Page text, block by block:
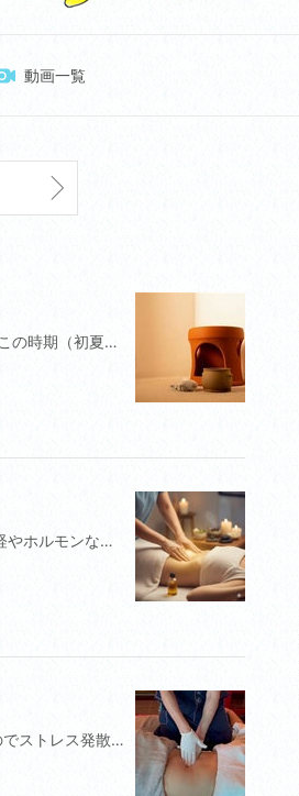
動画一覧
よもぎ蒸しは冬のイメージが強いかもしれませんが、実は5月〜6月のこの時期（初夏から梅雨入りにかけて）こそ、体調管理に絶大な効果を発揮するベストシーズンです。現在の季節特有の身体の悩みに、よもぎ蒸しがどのようにアプローチしてくれるのか、具体的な効能をまとめました。1. 冷房による「内臓冷え」の予防とリセット5月を過ぎると、オフィスや電車、商業施設などで一斉に冷房が入り始めます。外は暑いのに室内は冷えているため、特に女性は足元やお腹が急激に冷やされがちです。 よもぎ蒸しは、マントをかぶって下半身の粘膜から直接蒸気を吸収させるため、冷房でキュッと縮こまった内臓や子宮をダイレクトに深部から温めることができます。2. 梅雨時期の「重だるさ・むくみ」の解消これからの梅雨の時期は、湿度が高くなることで体内の水分代謝が滞りやすくなります。「身体が重だるい」「足がパンパンにむくむ」「頭が重い」といった不調（漢方でいう「水毒」の状態）が起きやすい時期です。 よもぎ蒸しで身体の芯からしっかり発汗することで、体内に溜まった余分な水分や老廃物の排出を促し、身体をスッキリと軽くしてくれます。3. 夏バテを防ぐ「汗腺のトレーニング（暑熱順化）」秋から冬にかけて閉じている汗腺は、急に暑くなってもすぐにはうまく働きません。そのまま真夏を迎えると、上手く汗をかけずに熱中症や夏バテを起こしやすくなります。 今の時期によもぎ蒸しを取り入れることで、「サラサラとした質の良い汗」をかく練習（暑熱順化：しょねつじゅんか）ができ、夏に負けない健やかな身体のベースを作ることができます。4. 寒暖差や環境変化による「自律神経の乱れ」を整える春から初夏にかけては、日ごとの寒暖差や気圧の変動、新しい環境の疲れなどが重なり、自律神経が最も乱れやすいタイミングです。 よもぎに含まれる成分「シネオール」などの豊かな香りには、昂った交感神経を鎮め、脳をリラックスさせる効果があります。リラックスすることで呼吸が深くなり、睡眠の質の向上や、イライラ・気分の落ち込みの解消にもつながります。 💡 今の時期におすすめの入り方 夏に向かうこの時期は、冷たい飲み物でお腹が冷えていることも多いです。よもぎ蒸しでしっかりお腹まわりを温めた後は、冷たい水ではなく、常温のお水や温かいハーブティーで水分補給をすると、さらにデトックス効果が高まります。
「脳腸相関（のうちょうそうかん）」とは、「脳」と「腸」が自律神経やホルモンなどを通じて、互いに密接に影響を及ぼし合っている双方向のネットワークのことです。生物の進化の歴史をたどると、実は「脳」よりも先に「腸」ができました（クラゲなどの腔腸動物には脳がなく、腸しかありません）。そのため、腸は「第二の脳（セカンドブレイン）」とも呼ばれ、脳からの指令がなくても独自に判断して動くことができる唯一の臓器です。この2つがどのように影響し合っているのか、分かりやすく解説します。1. 双方向のコミュニケーション（脳 ⇄ 腸）脳腸相関は、どちらか一方通行ではなく、「上り（腸→脳）」と「下り（脳→腸）」の双方向で行われています。下り：脳から腸への影響（ストレス ➔ 腹痛）脳が緊張やプレッシャー（ストレス）を感じると、自律神経（交感神経）を通じてその信号がダイレクトに腸に伝わります。 具体例： 「大事な会議やテストの前に、急にお腹が痛くなって下痢になる」というのは、脳のストレスを腸がキャッチして、過剰に暴れてしまっている状態です。上り：腸から脳への影響（腸の乱れ ➔ 不安・イライラ）逆に、腸の環境（便秘や下痢、腸内細菌のバランス）が悪化すると、その不快な情報が自律神経（迷走神経）を通って脳に伝わります。 具体例： 「便秘が続くと、なんだか気分が落ち込む、イライラする」「お腹の調子が悪いと、不安感が強くなる」というのは、腸からのSOS信号が脳の感情を司る部分を刺激しているからです。2. 幸せホルモン「セロトニン」の9割は腸にある気持ちを安定させ、幸福感をもたらす神経伝達物質に「セロトニン（幸せホルモン）」があります。 脳の病気やメンタルの問題に関係が深いため、脳で作られているイメージが強いですが、実は体内のセロトニンの約90%は「腸」に存在しています。腸内環境が整うと、セロトニンの材料がしっかり脳へ送られ、メンタルが安定しやすくなります。逆に、腸内環境が乱れるとセロトニンのバランスが崩れ、不安やストレスを感じやすくなってしまうのです。3. チネイザン（内臓療法）がメンタルにも良い理由サロンで行うチネイザン（お腹のデトックスマッサージ）が、単なる便秘解消だけでなく、不眠の改善や深いリラックスに繋がるのは、まさにこの「脳腸相関」を良い方向へ動かしているからです。 お腹を緩めると、脳が「安全」だと判断する お腹のコリや緊張を優しくほぐし、お腹を温めてあげると、腸から脳へ「今はとてもリラックスしていて安全な状態だよ」という信号（上りのルート）が送られます。 自律神経がスイッチする これを受けた脳は、戦闘モードの「交感神経」をオフにし、リラックスモードの「副交感神経」を一気に優位にします。施術中に「痛いけれど眠ってしまう」というのは、お腹側からのアプローチによって脳が強制的に深いリラックス状態へ切り替わった、脳腸相関の素晴らしい証明です。 まとめ 脳腸相関とは、**「お腹の健康は心の健康であり、心の緊張はお腹の緊張である」**という身体の仕組みです。 ストレスの多い現代社会だからこそ、脳（思考）を休めるだけでなく、第2の脳である「お腹（腸）」に直接触れて緩めてあげることが、心身全体の不調を根本からリセットする近道になります。
過敏性腸症候群（IBS）のお客様がいらっしゃいます。10代の女性なのでストレス発散の緩急が難しい年代となります。特に下痢型の症状をお持ちの方にチネイザンは効果的です、その理由と施術時の注意点をセラピストの視点でまとめました。過敏性腸症候群（下痢型）に対するチネイザンの効果過敏性腸症候群の大きな原因は、「自律神経の乱れ」と、ストレスなどによる「脳腸相関（脳と腸の過剰な情報伝達）」です。チネイザンはこれらに直接アプローチできるのが強みです。1.自律神経の調整（過剰な「動け」のサインをなだめる）仕組み：下痢型の方は、交感神経が優位になりすぎたり、逆に副交感神経が過剰に働いて腸のぜん動運動が異常に早くなったりしています。効果：お腹を優しく、深くほぐすことで、お腹側から脳へ「今は安全だよ、リラックスしていいんだよというサインを送る。2.内臓の「冷え」の解消と水分代謝の促進仕組み：腸が過敏な方は、お腹の深部（特に小腸や大腸の神経叢まわり）が冷えて硬くなっていることが多いです。効果：施術によってお腹全体の血流が良くなると、内臓が温まります。腸が水分を正常に吸収できるようになるため、泥状や水っぽくなっていた便が、健康的な形へとまとまりやすくなります。3.セロトニンの分泌を促し、不安やストレスを緩和仕組み：幸福感や安心感をもたらす神経伝達物質「セロトニン」の約90%は腸で作られています。IBSの方はこのセロトニンの代謝バランスが崩れやすいと言われています。効果：腸をダイレクトにケアすることでセロトニンの分泌やバランスが整い、精神的な緊張や「また下痢になったらどうしよう」という予期不安そのものが和らいでいきます。圧の強さに細心の注意を（特に最初は優しく）IBSのお客様は、腸の神経が非常に過敏（知覚過敏状態）になっています。普段なら「イタ気持ちいい」くらいの圧でも、脳が「攻撃された！」と判断して反射的に腸を縮こまらせてしまうことがあります。最初はいつも以上にソフトなタッチから始め、様子を見ながら慎重に圧を浸透させていきます。お試しとしては、最初は、週～10日に一回を目安に3回受けて見ませんか。それから、2週間に一度を5回それからキープのために月に一回程度。お身体が自然に安全に変わることが目的です。ご来店いただいたお客様は、まずは、relaxのためのスイッチを思い出す作業からスタートとなります。